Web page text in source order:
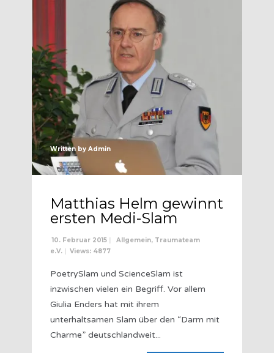
Written by Admin
Matthias Helm gewinnt
ersten Medi-Slam
10. Februar 2015 | Allgemein, Traumateam
e.V. | Views: 4877
PoetrySlam und ScienceSlam ist
inzwischen vielen ein Begriff. Vor allem
Giulia Enders hat mit ihrem
unterhaltsamen Slam über den “Darm mit
Charme” deutschlandweit...